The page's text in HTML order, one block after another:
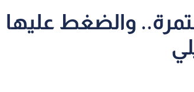
والضغط عليها